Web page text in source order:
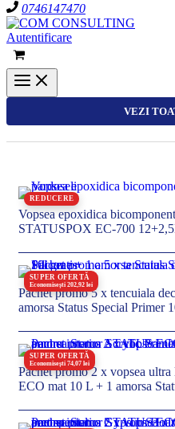
0746147470
Autentificare
VEZI
REDUCERE
Vopsea epoxidica
STATUSPOX EC-700
SUPER OFERTĂ
Economisești 202,92 lei
Pachet promo 5 x tencuiala
amorsa Status Special Primer
SUPER OFERTĂ
Economisești 74,07 lei
Pachet promo 2 x vopsea
ECO mat 10 L + 1 amorsa